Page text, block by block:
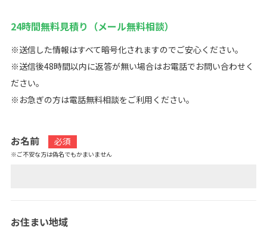
24時間無料見積り（メール無料相談）
※送信した情報はすべて暗号化されますのでご安心ください。
※送信後48時間以内に返答が無い場合はお電話でお問い合わせく
ださい。
※お急ぎの方は電話無料相談をご利用ください。
お名前 必須
※ご不安な方は偽名でもかまいません
お住まい地域